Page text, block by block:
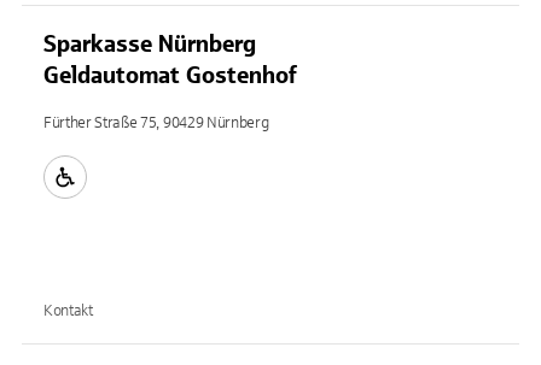
Sparkasse Nürnberg
Geldautomat Gostenhof
Fürther Straße 75, 90429 Nürnberg
Kontakt